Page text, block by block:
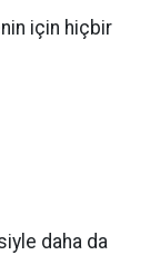
için hiçbir
daha da